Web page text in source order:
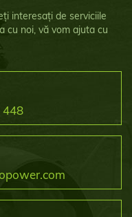
interesați de serviciile
cu noi, vă vom ajuta cu
448